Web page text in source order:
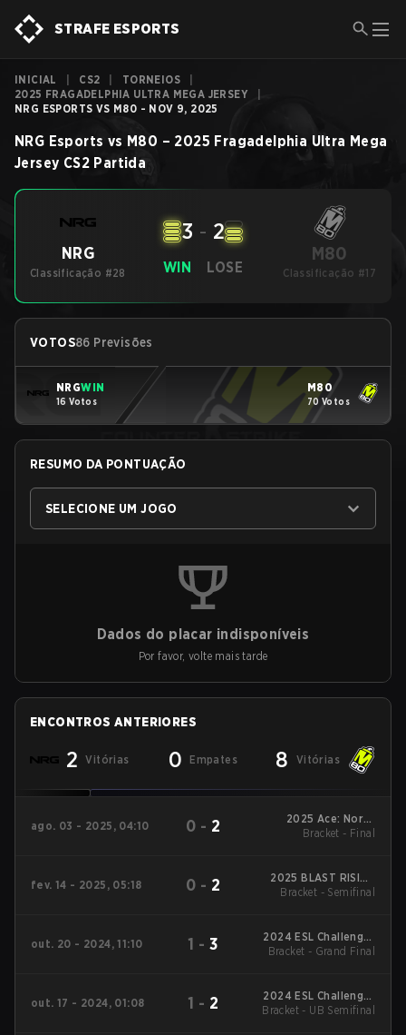
STRAFE ESPORTS
INICIAL CS2 TORNEIOS
2025 FRAGADELPHIA ULTRA MEGA JERSEY
NRG ESPORTS VS M80 - NOV 9, 2025
NRG Esports vs M80 – 2025 Fragadelphia Ultra Mega
Jersey CS2 Partida
NRG
Classificação #28 WIN
3 - 2
LOSE
M80
Classificação #17
VOTOS86 Previsões
NRGWIN
16 Votos
M80
70 Votos
RESUMO DA PONTUAÇÃO
SELECIONE UM JOGO
Dados do placar indisponíveis
Por favor, volte mais tarde
ENCONTROS ANTERIORES
2 Vitórias 0 Empates 8 Vitórias
ago. 03 - 2025, 04:10 0 - 2
2025 Ace: North
American Masters Fall
Bracket - Final
fev. 14 - 2025, 05:18 0 - 2
2025 BLAST RISING
North America Spring
Bracket - Semifinal
out. 20 - 2024, 11:10 1 - 3
2024 ESL Challenger
League Season 48:
Bracket - Grand Final
out. 17 - 2024, 01:08 1 - 2
2024 ESL Challenger
League Season 48:
Bracket - UB Semifinal